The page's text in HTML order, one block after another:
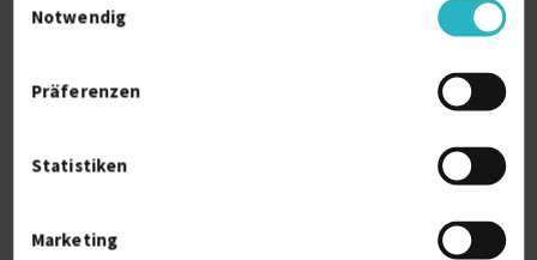
Notwendig
Präferenzen
Statistiken
Marketing
Senior Software Developer (iOS, Android,
C# .NET)